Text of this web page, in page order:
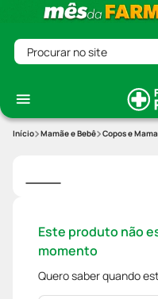
Procurar no site
Mamãe e Bebê Copos e
Este produto não
momento
Quero saber quando